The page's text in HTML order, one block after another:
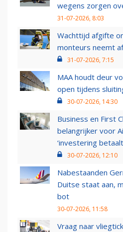
wegens zorgen
31-07-2026, 8:03
Wachttijd afgifte
monteurs neemt
31-07-2026, 7:15
MAA houdt deur
open tijdens
30-07-2026, 14:30
Business en First
belangrijker voor
‘investering
30-07-2026, 12:10
Nabestaanden
Duitse staat aan,
bot
30-07-2026, 11:58
Vraag naar